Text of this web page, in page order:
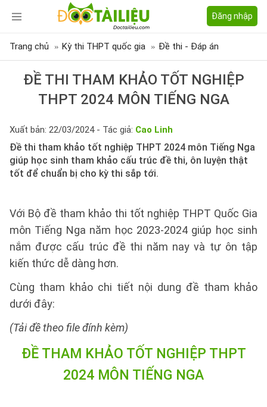
Đăng nhập
Trang chủ Kỳ thi THPT quốc gia Đề thi - Đáp án
ĐỀ THI THAM KHẢO TỐT NGHIỆP
THPT 2024 MÔN TIẾNG NGA
Xuất bản: 22/03/2024 - Tác giả: Cao Linh
Đề thi tham khảo tốt nghiệp THPT 2024 môn Tiếng Nga
giúp học sinh tham khảo cấu trúc đề thi, ôn luyện thật
tốt để chuẩn bị cho kỳ thi sắp tới.
Với Bộ đề tham khảo thi tốt nghiệp THPT Quốc Gia
môn Tiếng Nga năm học 2023-2024 giúp học sinh
nắm được cấu trúc đề thi năm nay và tự ôn tập
kiến thức dễ dàng hơn.
Cùng tham khảo chi tiết nội dung đề tham khảo
dưới đây:
(Tải đề theo file đính kèm)
ĐỀ THAM KHẢO TỐT NGHIỆP THPT
2024 MÔN TIẾNG NGA